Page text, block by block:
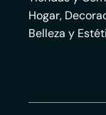
Hogar,
Belleza y